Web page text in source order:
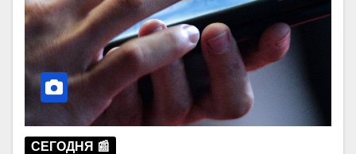
СЕГОДНЯ 📰